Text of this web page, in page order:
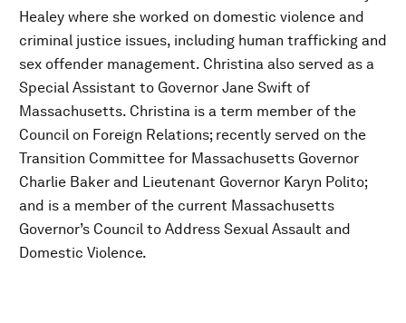
Healey where she worked on domestic violence and
criminal justice issues, including human trafficking and
sex offender management. Christina also served as a
Special Assistant to Governor Jane Swift of
Massachusetts. Christina is a term member of the
Council on Foreign Relations; recently served on the
Transition Committee for Massachusetts Governor
Charlie Baker and Lieutenant Governor Karyn Polito;
and is a member of the current Massachusetts
Governor’s Council to Address Sexual Assault and
Domestic Violence.